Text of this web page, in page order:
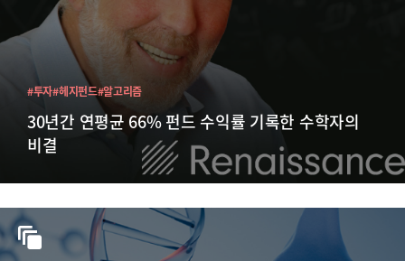
30년간 연평균 66% 펀드 수익률 기록한 수학자의
비결
#투자#헤지펀드#알고리즘